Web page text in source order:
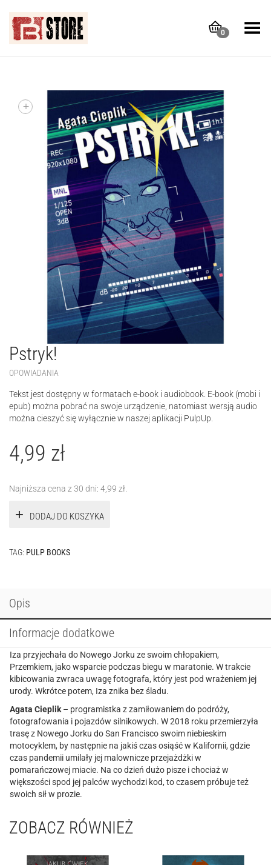
0
Toggle Menu
+
Pstryk!
OPOWIADANIA
Tekst jest dostępny w formatach e-book i audiobook. E-book (mobi i
epub) można pobrać na swoje urządzenie, natomiast wersją audio
można cieszyć się wyłącznie w naszej aplikacji PulpUp.
4,99 zł
Najniższa cena z 30 dni: 4,99 zł
DODAJ DO KOSZYKA
TAG: PULP BOOKS
Opis
Informacje dodatkowe
Iza przyjechała do Nowego Jorku ze swoim chłopakiem,
Przemkiem, jako wsparcie podczas biegu w maratonie. W trakcie
kibicowania zwraca uwagę fotografa, który jest pod wrażeniem jej
urody. Wkrótce potem, Iza znika bez śladu.
Agata Cieplik – programistka z zamiłowaniem do podróży,
fotografowania i pojazdów silnikowych. W 2018 roku przemierzyła
trasę z Nowego Jorku do San Francisco swoim niebieskim
motocyklem, by następnie na jakiś czas osiąść w Kalifornii, gdzie
czas pandemii umilały jej malownicze przejażdżki w
pomarańczowej miacie. Na co dzień dużo pisze i chociaż w
większości spod jej palców wychodzi kod, to czasem próbuje też
swoich sił w prozie.
ZOBACZ RÓWNIEŻ